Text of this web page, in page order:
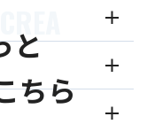
と
ちら